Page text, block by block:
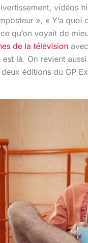
vidéos
», « Y’a
qu’on voyait de
de la télévision
est là. On revient
éditions du GP